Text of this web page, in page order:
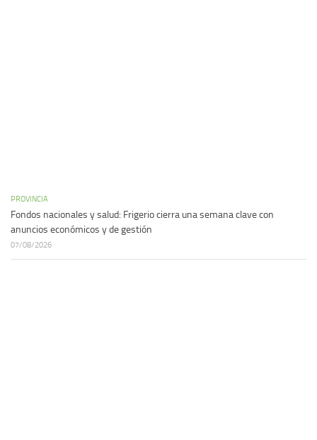
PROVINCIA
Fondos nacionales y salud: Frigerio cierra una semana clave con
anuncios económicos y de gestión
07/08/2026